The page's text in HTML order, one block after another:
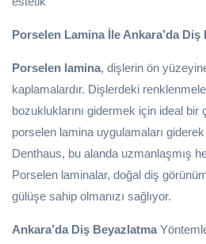
Porselen Lamina İle Ankara’da Diş
Porselen lamina, dişlerin ön
kaplamalardır. Dişlerdeki
bozukluklarını gidermek için ideal bir
porselen lamina uygulamaları
Denthaus, bu alanda uzmanlaşmış
Porselen laminalar, doğal diş
gülüşe sahip olmanızı sağlıyor.
Ankara’da Diş Beyazlatma